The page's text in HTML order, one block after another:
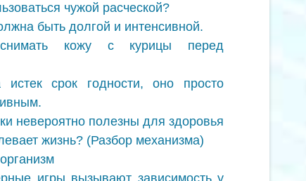
чужой расческой?
быть долгой и интенсивной.
кожу с курицы перед
срок годности, оно просто
невероятно полезны для здоровья
жизнь? (Разбор механизма)
игры вызывают зависимость у